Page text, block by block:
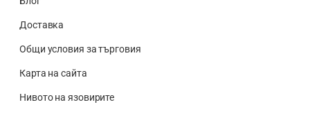
Доставка
Общи условия за търговия
Карта на сайта
Нивото на язовирите